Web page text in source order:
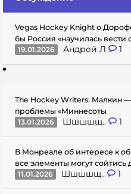
Vegas Hockey Knight о
бы Россия «научилась вести
19.01.2026
Андрей Л 1
The Hockey Writers: Малкин
проблемы «Миннесоты
13.01.2026
Шшшшщ.. 1
В Монреале об интересе к
все элементы могут сойтись
11.01.2026
Шшшшщ.. 1